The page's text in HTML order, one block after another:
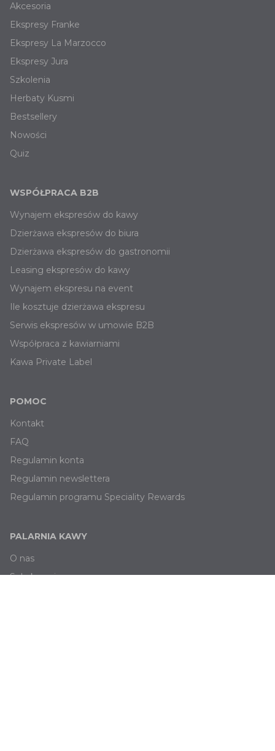
Akcesoria
Ekspresy Franke
Ekspresy La Marzocco
Ekspresy Jura
Szkolenia
Herbaty Kusmi
Bestsellery
Nowości
Quiz
WSPÓŁPRACA B2B
Wynajem ekspresów do kawy
Dzierżawa ekspresów do biura
Dzierżawa ekspresów do gastronomii
Leasing ekspresów do kawy
Wynajem ekspresu na event
Ile kosztuje dzierżawa ekspresu
Serwis ekspresów w umowie B2B
Współpraca z kawiarniami
Kawa Private Label
POMOC
Kontakt
FAQ
Regulamin konta
Regulamin newslettera
Regulamin programu Speciality Rewards
PALARNIA KAWY
O nas
Subskrypcja